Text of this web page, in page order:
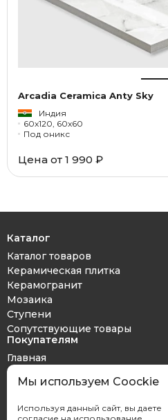
Arcadia Ceramica Anty Sky
Индия
60x120, 60x60
Под оникс
Цена от 1 990 ₽
Каталог
Каталог товаров
Керамическая плитка
Керамогранит
Мозаика
Ступени
Сопутствующие товары
Покупателям
Главная
Дизайн проект
Оплата и доставка
Контакты
Мы используем Coockie
Используя данный сайт, вы даете